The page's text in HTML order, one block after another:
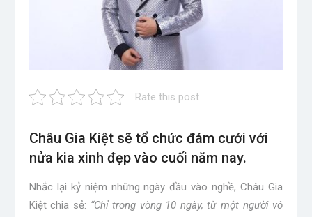
Rate this post
Châu Gia Kiệt sẽ tổ chức đám cưới với
nửa kia xinh đẹp vào cuối năm nay.
Nhắc lại kỷ niệm những ngày đầu vào nghề, Châu Gia
Kiệt chia sẻ: “Chỉ trong vòng 10 ngày, từ một người vô